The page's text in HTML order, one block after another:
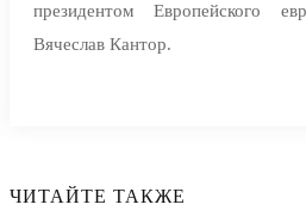
президентом Европейского
Вячеслав Кантор.
ЧИТАЙТЕ ТАКЖЕ